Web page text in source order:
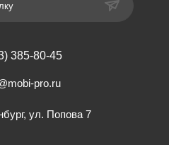
385-80-45
pro.ru
ул. Попова 7